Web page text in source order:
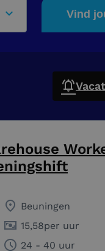
Vind
Beuningen
15,58per uur
24 - 40 uur